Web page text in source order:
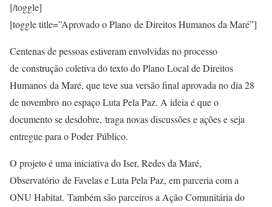
[/toggle]
[toggle title=”Aprovado o Plano de Direitos Humanos da Maré”]
Centenas de pessoas estiveram envolvidas no processo
de construção coletiva do texto do Plano Local de Direitos
Humanos da Maré, que teve sua versão final aprovada no dia 28
de novembro no espaço Luta Pela Paz. A ideia é que o
documento se desdobre, traga novas discussões e ações e seja
entregue para o Poder Público.
O projeto é uma iniciativa do Iser, Redes da Maré,
Observatório de Favelas e Luta Pela Paz, em parceria com a
ONU Habitat. Também são parceiros a Ação Comunitária do